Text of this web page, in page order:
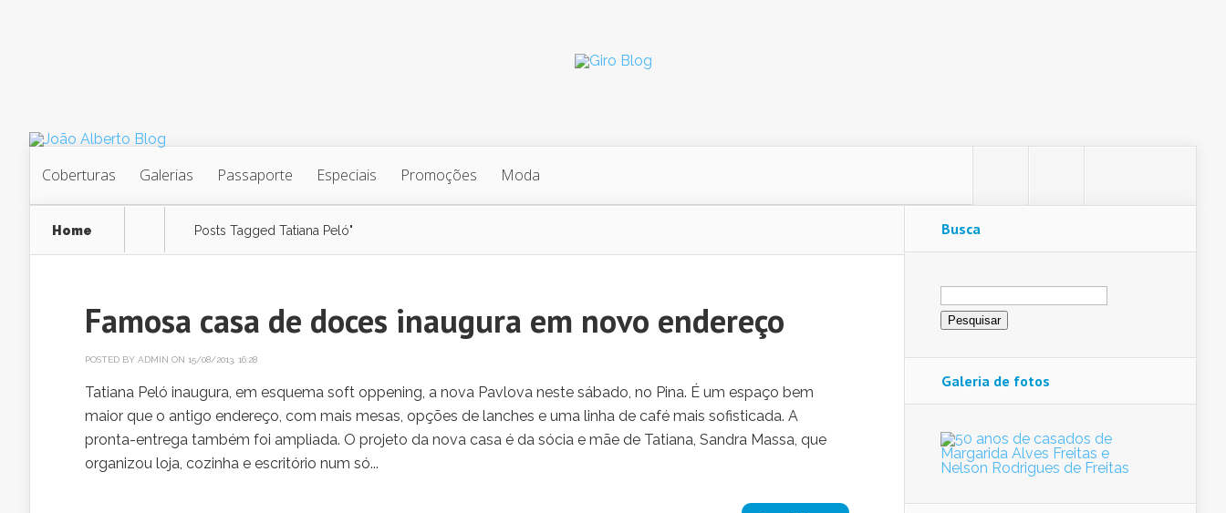
Coberturas Galerias Passaporte Especiais Promoções Moda
Home Posts Tagged Tatiana Peló"
Famosa casa de doces inaugura em novo endereço
POSTED BY ADMIN ON 15/08/2013, 16:28
Tatiana Peló inaugura, em esquema soft oppening, a nova Pavlova neste sábado, no Pina. É um espaço bem
maior que o antigo endereço, com mais mesas, opções de lanches e uma linha de café mais sofisticada. A
pronta-entrega também foi ampliada. O projeto da nova casa é da sócia e mãe de Tatiana, Sandra Massa, que
organizou loja, cozinha e escritório num só...
Busca
Pesquisar
por:
Galeria de fotos